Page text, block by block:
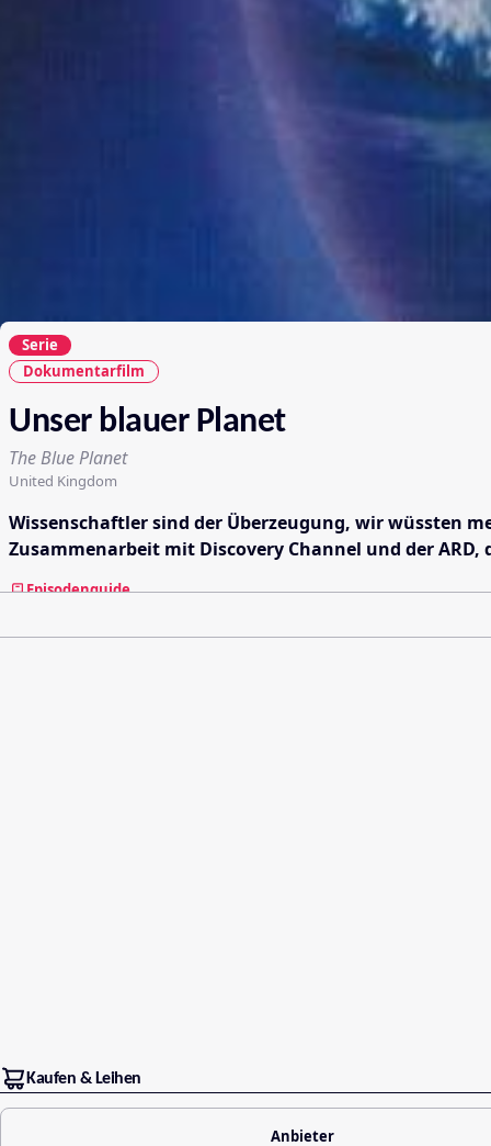
Serie
Dokumentarfilm
Unser blauer Planet
The Blue Planet
United Kingdom
Wissenschaftler sind der Überzeugung, wir wüssten
Zusammenarbeit mit Discovery Channel und der
Episodenguide
Kaufen & Leihen
Anbieter